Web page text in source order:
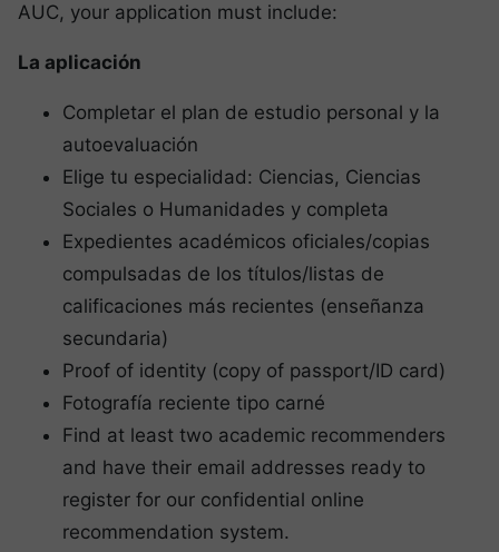
AUC, your application must include:
La aplicación
Completar el plan de estudio personal y la
autoevaluación
Elige tu especialidad: Ciencias, Ciencias
Sociales o Humanidades y completa
Expedientes académicos oficiales/copias
compulsadas de los títulos/listas de
calificaciones más recientes (enseñanza
secundaria)
Proof of identity (copy of passport/ID card)
Fotografía reciente tipo carné
Find at least two academic recommenders
and have their email addresses ready to
register for our confidential online
recommendation system.